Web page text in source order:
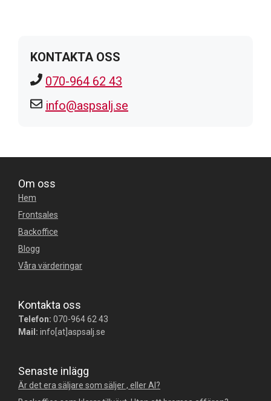
KONTAKTA OSS
070-964 62 43
info@aspsalj.se
Om oss
Hem
Frontsales
Backoffice
Blogg
Våra värderingar
Kontakta oss
Telefon: 070-964 62 43
Mail: info[at]aspsalj.se
Senaste inlägg
Är det era säljare som säljer , eller AI?